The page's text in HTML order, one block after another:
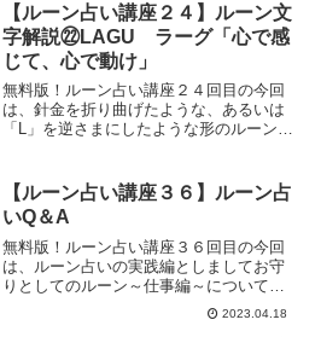
【ルーン占い講座２４】ルーン文
字解説㉒LAGU ラーグ「心で感
じて、心で動け」
無料版！ルーン占い講座２４回目の今回
は、針金を折り曲げたような、あるいは
「L」を逆さまにしたような形のルーン、
【ルーン占い講座３６】ルーン占
いQ＆A
無料版！ルーン占い講座３６回目の今回
は、ルーン占いの実践編としましてお守
りとしてのルーン～仕事編～についてご
2023.04.18